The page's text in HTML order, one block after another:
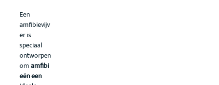
Een
amfibievijv
er is
speciaal
ontworpen
omamfibi
eën een